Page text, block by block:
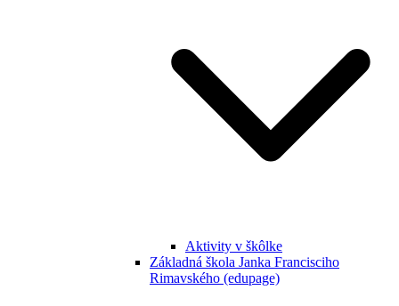
Aktivity v škôlke
Základná škola Janka Francisciho
Rimavského (edupage)